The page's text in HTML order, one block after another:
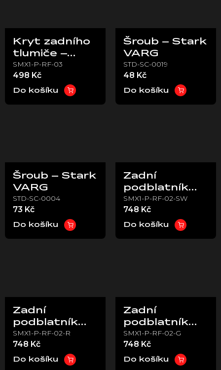
Kryt zadního
tlumiče –
Stark VARG
SMX1-P-RF-03
498 Kč
Do košíku
Šroub – Stark
VARG
STD-SC-0019
48 Kč
Do košíku
Šroub – Stark
VARG
STD-SC-0004
73 Kč
Do košíku
Zadní
podblatník
bílý – Stark
VARG
SMX1-P-RF-02-SW
748 Kč
Do košíku
Zadní
podblatník
červený –
Stark VARG
SMX1-P-RF-02-R
748 Kč
Do košíku
Zadní
podblatník
šedý – Stark
VARG
SMX1-P-RF-02-G
748 Kč
Do košíku